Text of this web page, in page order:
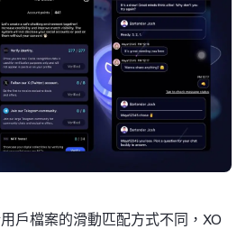
戶檔案的滑動匹配方式不同，XO